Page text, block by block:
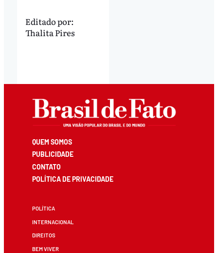
Editado por:
Thalita Pires
QUEM SOMOS
PUBLICIDADE
CONTATO
POLÍTICA DE PRIVACIDADE
POLÍTICA
INTERNACIONAL
DIREITOS
BEM VIVER